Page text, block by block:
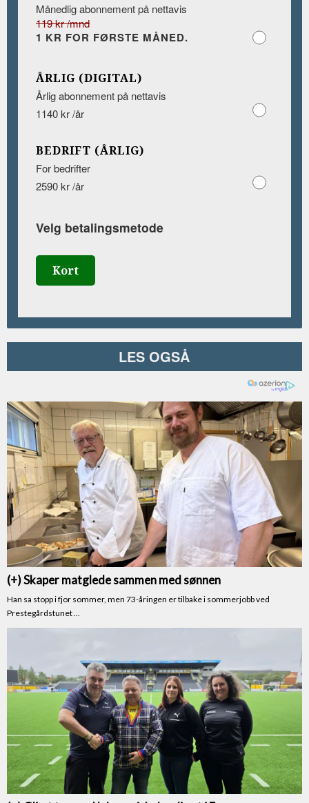
Månedlig abonnement på nettavis
119 kr /mnd
1 KR FOR FØRSTE MÅNED.
ÅRLIG (DIGITAL)
Årlig abonnement på nettavis
1140 kr /år
BEDRIFT (ÅRLIG)
For bedrifter
2590 kr /år
Velg betalingsmetode
Kort
LES OGSÅ